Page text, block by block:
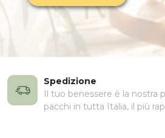
Spedizione
Il tuo benessere è la nostra
pacchi in tutta Italia, il più